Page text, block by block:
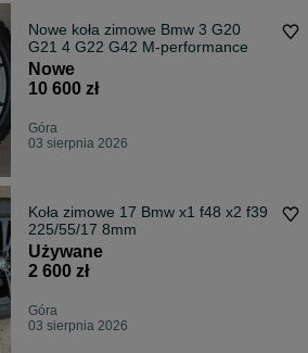
Nowe koła zimowe Bmw 3 G20
G21 4 G22 G42 M-performance
Nowe
10 600 zł
Góra
03 sierpnia 2026
Koła zimowe 17 Bmw x1 f48 x2 f39
225/55/17 8mm
Używane
2 600 zł
Góra
03 sierpnia 2026